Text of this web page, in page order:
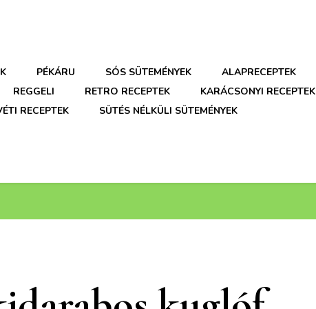
PÉKÁRU SÓS SÜTEMÉNYEK
ALAPRECEPTEK
REGGELI RETRO RECEPTEK
KARÁCSONYI RECEPTEK
RECEPTEK
SÜTÉS NÉLKÜLI SÜTEMÉNYEK